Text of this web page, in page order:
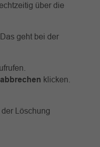
über die
geht bei der
klicken.
Löschung